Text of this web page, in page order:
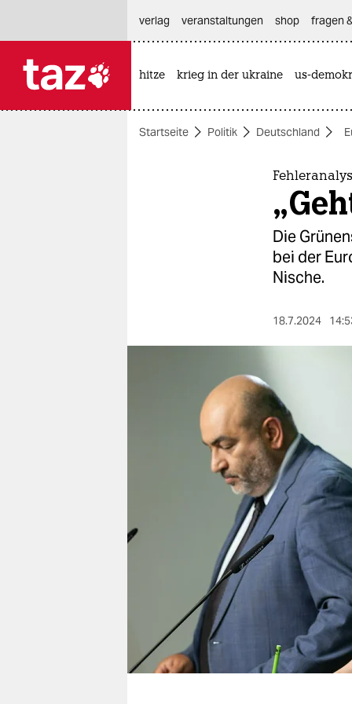
themen
wahrheit
fragen & hilfe
unterstützen
abo
genossenschaft
verlag
veranstaltungen shop fragen
hitze krieg in der ukraine us-
Startseite Politik Deutschland
Die
bei der
Nische.
18.7.2024